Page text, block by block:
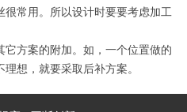
常用。所以设计时要要考虑加工
方案的附加。如，一个位置做的
想，就要采取后补方案。